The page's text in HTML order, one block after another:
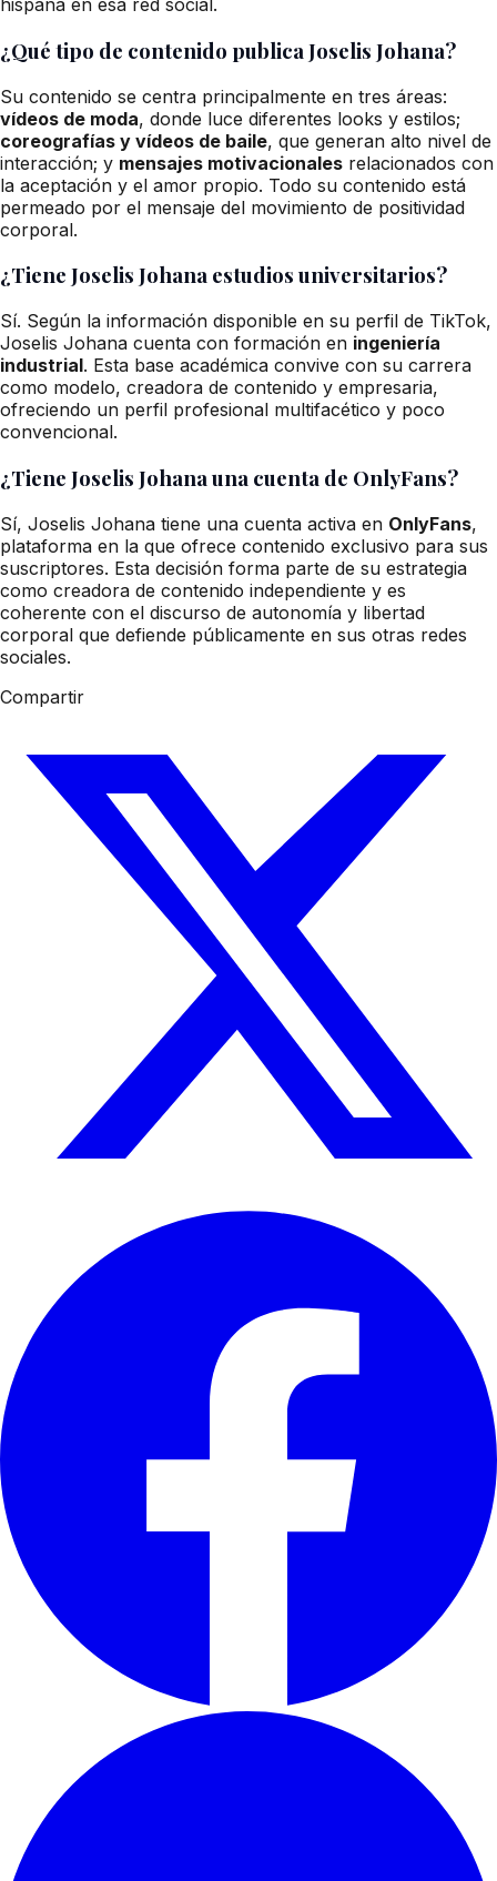
hispana en esa red social.
¿Qué tipo de contenido publica Joselis Johana?
Su contenido se centra principalmente en tres áreas:
vídeos de moda, donde luce diferentes looks y estilos;
coreografías y vídeos de baile, que generan alto nivel de
interacción; y mensajes motivacionales relacionados con
la aceptación y el amor propio. Todo su contenido está
permeado por el mensaje del movimiento de positividad
corporal.
¿Tiene Joselis Johana estudios universitarios?
Sí. Según la información disponible en su perfil de TikTok,
Joselis Johana cuenta con formación en ingeniería
industrial. Esta base académica convive con su carrera
como modelo, creadora de contenido y empresaria,
ofreciendo un perfil profesional multifacético y poco
convencional.
¿Tiene Joselis Johana una cuenta de OnlyFans?
Sí, Joselis Johana tiene una cuenta activa en OnlyFans,
plataforma en la que ofrece contenido exclusivo para sus
suscriptores. Esta decisión forma parte de su estrategia
como creadora de contenido independiente y es
coherente con el discurso de autonomía y libertad
corporal que defiende públicamente en sus otras redes
sociales.
Compartir